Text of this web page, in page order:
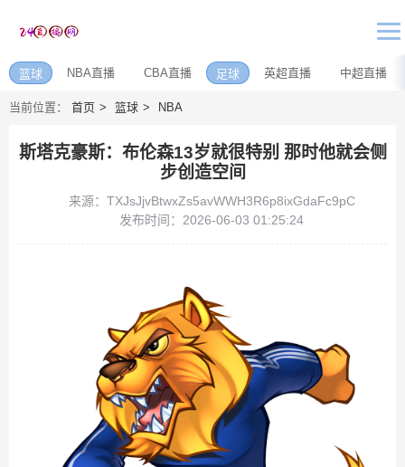
篮球 NBA直播 CBA直播 足球 英超直播 中超直播
当前位置： 首页 篮球 NBA
斯塔克豪斯：布伦森13岁就很特别 那时他就会侧
步创造空间
来源：TXJsJjvBtwxZs5avWWH3R6p8ixGdaFc9pC
发布时间：2026-06-03 01:25:24